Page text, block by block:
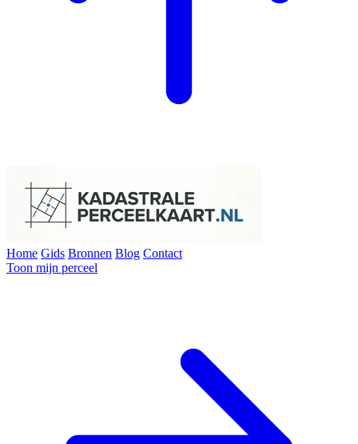
Home Gids Bronnen Blog Contact
Toon mijn perceel